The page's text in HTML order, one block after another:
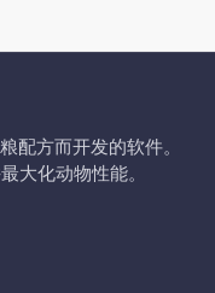
配方而开发的软件。
大化动物性能。